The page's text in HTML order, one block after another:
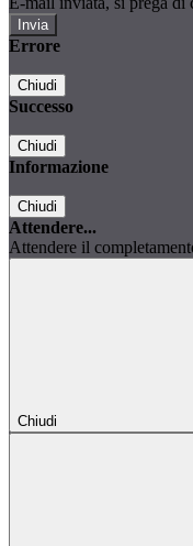
Errore
Chiudi
Successo
Chiudi
Informazione
Chiudi
Attendere...
Attendere il
Chiudi